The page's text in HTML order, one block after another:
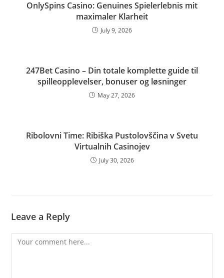
OnlySpins Casino: Genuines Spielerlebnis mit
maximaler Klarheit
July 9, 2026
247Bet Casino – Din totale komplette guide til
spilleopplevelser, bonuser og løsninger
May 27, 2026
Ribolovni Time: Ribiška Pustolovščina v Svetu
Virtualnih Casinojev
July 30, 2026
Leave a Reply
Comment